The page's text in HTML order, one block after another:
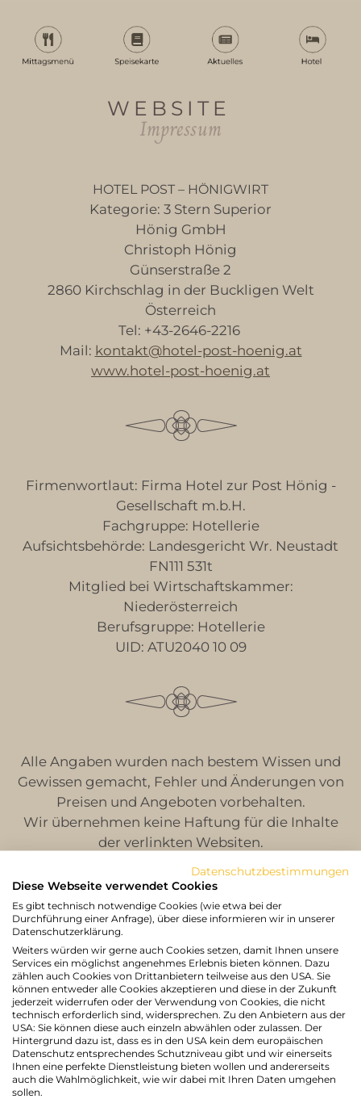
WEBSITE
Impressum
HOTEL POST – HÖNIGWIRT
Kategorie: 3 Stern Superior
Hönig GmbH
Christoph Hönig
Günserstraße 2
2860 Kirchschlag in der Buckligen Welt
Österreich
Tel: +43-2646-2216
Mail: kontakt@hotel-post-hoenig.at
www.hotel-post-hoenig.at
Firmenwortlaut: Firma Hotel zur Post Hönig -
Gesellschaft m.b.H.
Fachgruppe: Hotellerie
Aufsichtsbehörde: Landesgericht Wr. Neustadt
FN111 531t
Mitglied bei Wirtschaftskammer:
Niederösterreich
Berufsgruppe: Hotellerie
UID: ATU2040 10 09
Alle Angaben wurden nach bestem Wissen und
Gewissen gemacht, Fehler und Änderungen von
Preisen und Angeboten vorbehalten.
Wir übernehmen keine Haftung für die Inhalte
der verlinkten Websiten.
Copyright Photos: Unternehmen Mayrhofer/A.Z.,
Hönig, N.Ö.Werbung/Rita Newman, Kremsl
Fotografie, Wiener Alpen, außer wo anderwertig
angegeben
Datenschutzbestimmungen
Diese Webseite verwendet Cookies
Es gibt technisch notwendige Cookies (wie etwa bei der
Durchführung einer Anfrage), über diese informieren wir in unserer
Datenschutzerklärung.
Weiters würden wir gerne auch Cookies setzen, damit Ihnen unsere
Services ein möglichst angenehmes Erlebnis bieten können. Dazu
zählen auch Cookies von Drittanbietern teilweise aus den USA. Sie
können entweder alle Cookies akzeptieren und diese in der Zukunft
jederzeit widerrufen oder der Verwendung von Cookies, die nicht
technisch erforderlich sind, widersprechen. Zu den Anbietern aus der
USA: Sie können diese auch einzeln abwählen oder zulassen. Der
Hintergrund dazu ist, dass es in den USA kein dem europäischen
Datenschutz entsprechendes Schutzniveau gibt und wir einerseits
Ihnen eine perfekte Dienstleistung bieten wollen und andererseits
auch die Wahlmöglichkeit, wie wir dabei mit Ihren Daten umgehen
sollen.